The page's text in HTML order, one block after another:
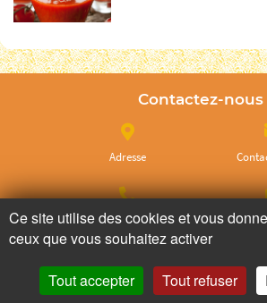
Contactez-nous
Adresse
Appelez nous
Instagram
Ce site utilise des cookies et vous
ceux que vous souhaitez activer
Tout accepter Tout refuser